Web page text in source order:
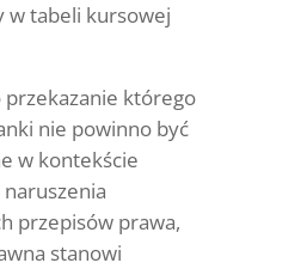
w tabeli kursowej
którego
nie powinno być
w kontekście
przepisów prawa,
stanowi